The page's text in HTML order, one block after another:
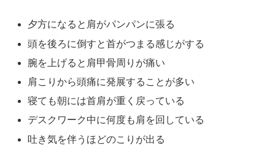
夕方になると肩がパンパンに張る
頭を後ろに倒すと首がつまる感じがする
腕を上げると肩甲骨周りが痛い
肩こりから頭痛に発展することが多い
寝ても朝には首肩が重く戻っている
デスクワーク中に何度も肩を回している
吐き気を伴うほどのこりが出る